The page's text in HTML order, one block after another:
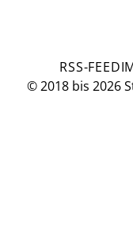
© 2018 bis 2026
RSS-FEED